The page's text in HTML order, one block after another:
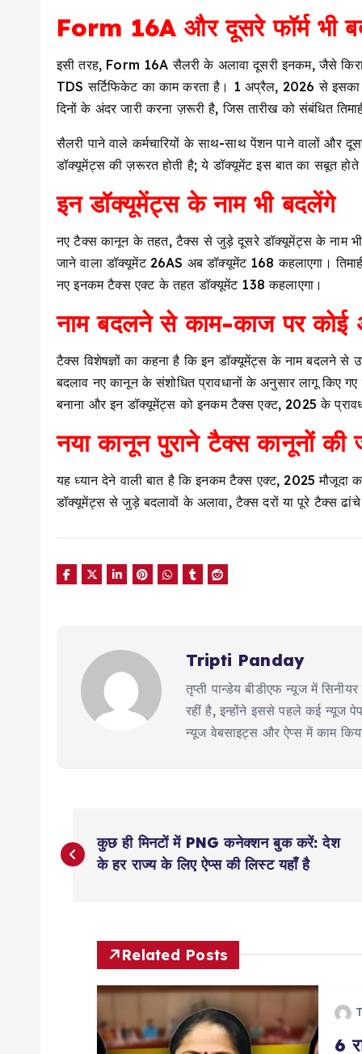
Form 16A और दूसरे फॉर्म भी
इसी तरह, Form 16A सैलरी के अलावा दूसरी इनकम, जैसे
TDS सर्टिफिकेट का काम करता है। 1 अप्रैल, 2026 से
दिनों के अंदर जारी करना ज़रूरी है, जिस तारीख को संबंधित
सैलरी पाने वाले कर्मचारियों के साथ-साथ पेंशन पाने वालों और
डॉक्यूमेंट्स की ज़रूरत होती है; ये डॉक्यूमेंट इस बात का सबूत
इन डॉक्यूमेंट्स के नाम भी बदलेंगे
नए टैक्स कानून के तहत, टैक्स से जुड़े दूसरे डॉक्यूमेंट्स के नाम भी
जाने वाला डॉक्यूमेंट 26AS अब डॉक्यूमेंट 168 कहलाएगा।
नए इनकम टैक्स एक्ट के तहत डॉक्यूमेंट 138 कहलाएगा।
नाम बदलने से काम-काज पर कोई
टैक्स विशेषज्ञों का कहना है कि इन डॉक्यूमेंट्स के नाम बदलने से
बदलाव नए कानून के संशोधित प्रावधानों के अनुसार लागू किए
बनाना और इन डॉक्यूमेंट्स को इनकम टैक्स एक्ट, 2025 के
नया कानून पुराने टैक्स कानूनों की
यह ध्यान देने वाली बात है कि इनकम टैक्स एक्ट, 2025
डॉक्यूमेंट्स से जुड़े बदलावों के अलावा, टैक्स दरों या पूरे टैक्स ढांचे
Tripti Panday
तृप्ती पान्डेय बीडीएफ न्यूज में
रहीं है, इन्होंने इससे पहले कई न्यूज
न्यूज वेबसाइट्स और ऐप्स में काम
P
o
कुछ ही मिनटों में PNG कनेक्शन बुक करें: देश
के हर राज्य के लिए ऐप्स की लिस्ट यहाँ है
Related Posts
6